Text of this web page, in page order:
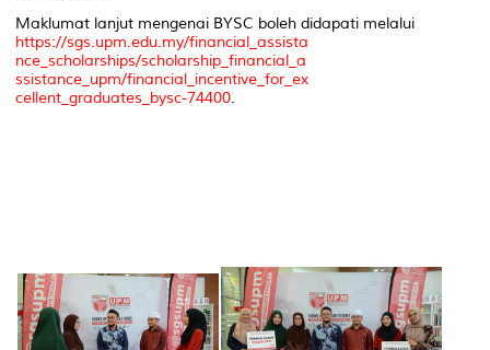
Maklumat lanjut mengenai BYSC boleh didapati melalui
https://sgs.upm.edu.my/financial_assista
nce_scholarships/scholarship_financial_a
ssistance_upm/financial_incentive_for_ex
cellent_graduates_bysc-74400.